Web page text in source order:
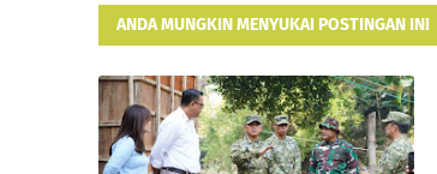
ANDA MUNGKIN MENYUKAI POSTINGAN INI